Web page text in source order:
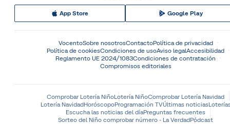
App Store Google Play
VocentoSobre nosotrosContactoPolítica de privacidad
Política de cookiesCondiciones de usoAviso legalAccesibilidad
Reglamento UE 2024/1083Condiciones de contratación
Compromisos editoriales
Comprobar Lotería NiñoLotería NiñoComprobar Lotería Navidad
Lotería NavidadHoróscopoProgramación TVÚltimas noticias
Escucha las noticias del díaPreguntas frecuentes
Sorteo del Niño comprobar número - La VerdadPódcast